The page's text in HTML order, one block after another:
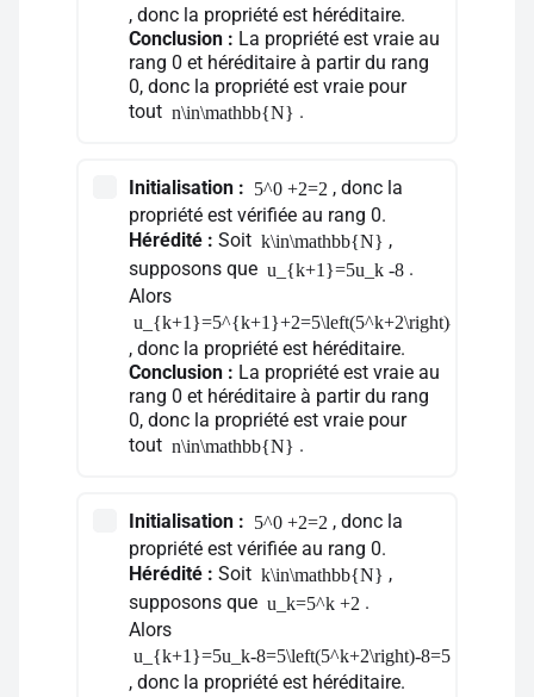
, donc la propriété est héréditaire.
Conclusion : La propriété est vraie au
rang 0 et héréditaire à partir du rang
0, donc la propriété est vraie pour
tout n\in\mathbb{N} .
Initialisation : 5^0 +2=2 , donc la
propriété est vérifiée au rang 0.
Hérédité : Soit k\in\mathbb{N} ,
supposons que u_{k+1}=5u_k -8 .
Alors
u_{k+1}=5^{k+1}+2=5\left(5^k+2\right)-8=5u_k-8
, donc la propriété est héréditaire.
Conclusion : La propriété est vraie au
rang 0 et héréditaire à partir du rang
0, donc la propriété est vraie pour
tout n\in\mathbb{N} .
Initialisation : 5^0 +2=2 , donc la
propriété est vérifiée au rang 0.
Hérédité : Soit k\in\mathbb{N} ,
supposons que u_k=5^k +2 .
Alors
u_{k+1}=5u_k-8=5\left(5^k+2\right)-8=5^{k+1}+2
, donc la propriété est héréditaire.